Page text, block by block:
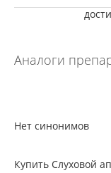
Аналоги
Нет синонимов
Купить Слуховой